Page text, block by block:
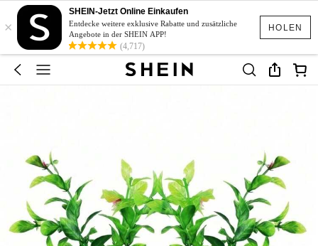
HOLEN
×
SHEIN-Jetzt Online Einkaufen
Entdecke weitere exklusive Rabatte und zusätzliche
Angebote in der SHEIN APP!
(4,717)